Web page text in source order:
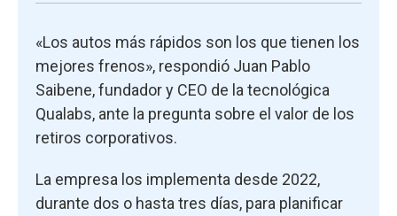
«Los autos más rápidos son los que tienen los
mejores frenos», respondió Juan Pablo
Saibene, fundador y CEO de la tecnológica
Qualabs, ante la pregunta sobre el valor de los
retiros corporativos.
La empresa los implementa desde 2022,
durante dos o hasta tres días, para planificar